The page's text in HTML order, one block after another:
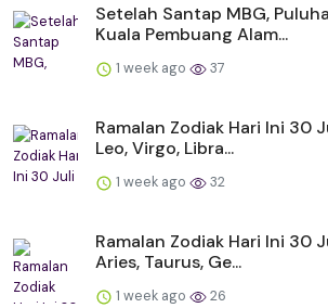
Setelah Santap MBG,
Kuala Pembuang Alam...
1 week ago 37
Ramalan Zodiak Hari Ini 30
Leo, Virgo, Libra...
1 week ago 32
Ramalan Zodiak Hari Ini 30
Aries, Taurus, Ge...
1 week ago 26